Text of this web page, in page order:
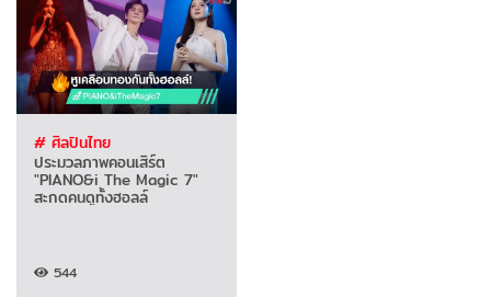
# ศิลปินไทย
ประมวลภาพคอนเสิร์ต
"PIANO&i The Magic 7"
สะกดคนดูทั้งฮอลล์
544